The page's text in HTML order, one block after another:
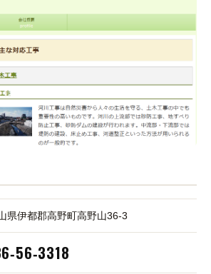
県伊都郡高野町高野山36‑3